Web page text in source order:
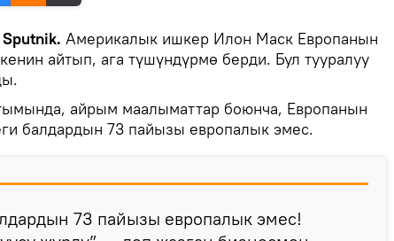
Америкалык ишкер Илон Маск Европанын
айтып, ага түшүндүрмө берди. Бул тууралуу
айрым маалыматтар боюнча, Европанын
балдардын 73 пайызы европалык эмес.
73 пайызы европалык эмес!